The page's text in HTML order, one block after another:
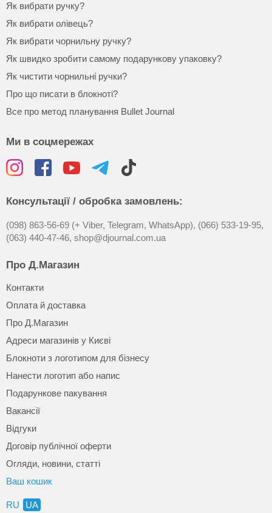
Як вибрати ручку?
Як вибрати олівець?
Як вибрати чорнильну ручку?
Як швидко зробити самому подарункову упаковку?
Як чистити чорнильні ручки?
Про що писати в блокноті?
Все про метод планування Bullet Journal
Ми в соцмережах
Консультації / обробка замовлень:
(098) 863-56-69 (+ Viber, Telegram, WhatsApp), (066) 533-19-95,
(063) 440-47-46, shop@djournal.com.ua
Про Д.Магазин
Контакти
Оплата й доставка
Про Д.Магазин
Адреси магазинів у Києві
Блокноти з логотипом для бізнесу
Нанести логотип або напис
Подарункове пакування
Вакансії
Відгуки
Договір публічної оферти
Огляди, новини, статті
Ваш кошик
RU UA